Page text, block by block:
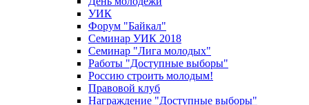
УИК
Форум "Байкал"
Семинар УИК 2018
Семинар "Лига молодых"
Работы "Доступные выборы"
Россию строить молодым!
Правовой клуб
Награждение "Доступные выборы"